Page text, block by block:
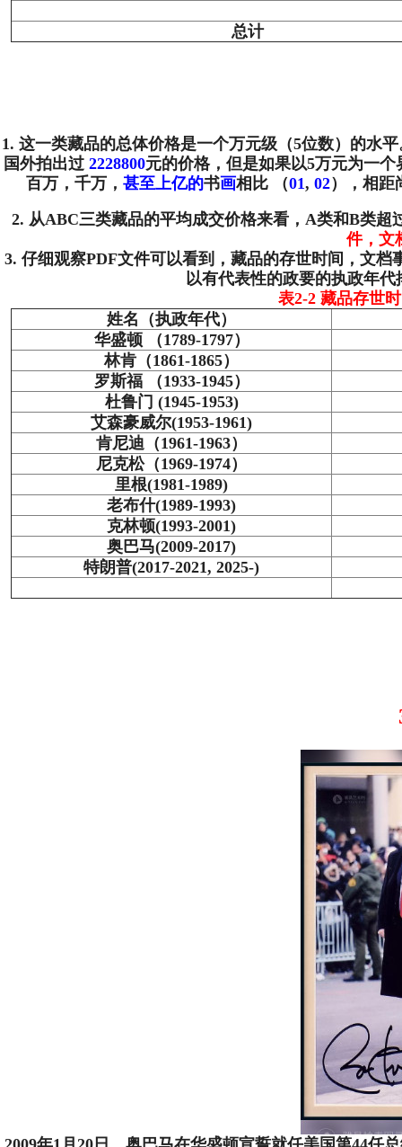
总计
1. 这一类藏品的总体价格是一个万元级（5位数）的水
国外拍出过 2228800元的价格，但是如果以5万元为一
百万，千万， 甚至上亿的书画相比 （01, 02），相距
2. 从ABC三类藏品的平均成交价格来看，A类和B类
件，文
3. 仔细观察PDF文件可以看到，藏品的存世时间，文
以有代表性的政要的执政年
表2-2 藏品存世
姓名（执政年代）
华盛顿 （1789-1797）
林肯（1861-1865）
罗斯福 （1933-1945）
杜鲁门 (1945-1953)
艾森豪威尔(1953-1961)
肯尼迪（1961-1963）
尼克松（1969-1974）
里根(1981-1989)
老布什(1989-1993)
克林顿(1993-2001)
奥巴马(2009-2017)
特朗普(2017-2021, 2025-)